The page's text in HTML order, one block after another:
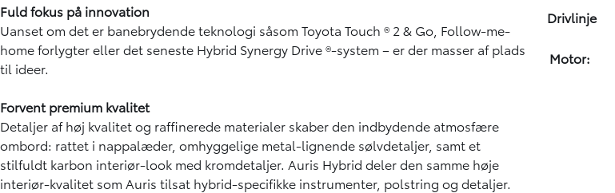
Fuld fokus på innovation
Uanset om det er banebrydende teknologi såsom Toyota Touch ® 2 & Go, Follow-me-
home forlygter eller det seneste Hybrid Synergy Drive ®-system – er der masser af plads
til ideer.
Forvent premium kvalitet
Detaljer af høj kvalitet og raffinerede materialer skaber den indbydende atmosfære
ombord: rattet i nappalæder, omhyggelige metal-lignende sølvdetaljer, samt et
stilfuldt karbon interiør-look med kromdetaljer. Auris Hybrid deler den samme høje
interiør-kvalitet som Auris tilsat hybrid-specifikke instrumenter, polstring og detaljer.
Drivlinje
Motor: